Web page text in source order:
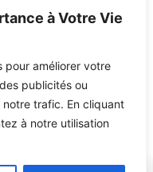
à Votre Vie
pour améliorer votre
publicités ou
trafic. En cliquant
à notre utilisation